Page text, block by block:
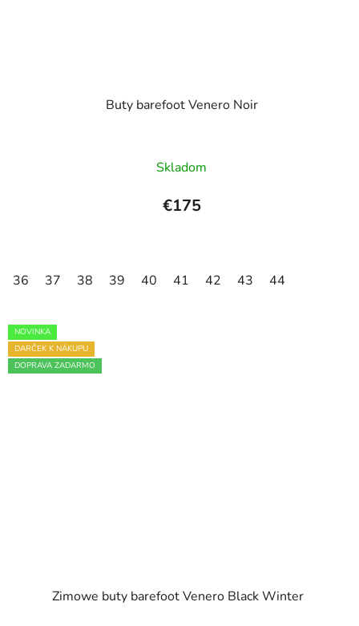
Buty barefoot Venero Noir
Skladom
€175
36 37 38 39 40 41 42 43 44
NOVINKA
DARČEK K NÁKUPU
DOPRAVA ZADARMO
Zimowe buty barefoot Venero Black Winter